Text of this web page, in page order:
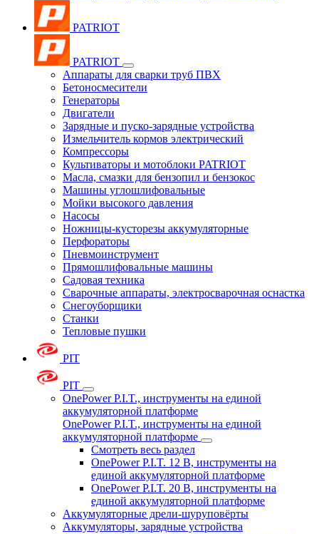
PATRIOT
PATRIOT
Аппараты для сварки труб ПВХ
Бетоносмесители
Генераторы
Двигатели
Зарядные и пуско-зарядные устройства
Измельчитель кормов электрический
Компрессоры
Культиваторы и мотоблоки PATRIOT
Масла, смазки для бензопил и бензокос
Машины углошлифовальные
Мойки высокого давления
Насосы
Ножницы-кусторезы аккумуляторные
Перфораторы
Пневмоинструмент
Прямошлифовальные машины
Садовая техника
Сварочные аппараты, электросварочная оснастка
Снегоуборщики
Станки
Тепловые пушки
PIT
PIT
OnePower P.I.T., инструменты на единой
аккумуляторной платформе
OnePower P.I.T., инструменты на единой
аккумуляторной платформе
Смотреть весь раздел
OnePower P.I.T. 12 В, инструменты на
единой аккумуляторной платформе
OnePower P.I.T. 20 В, инструменты на
единой аккумуляторной платформе
Аккумуляторные дрели-шуруповёрты
Аккумуляторы, зарядные устройства